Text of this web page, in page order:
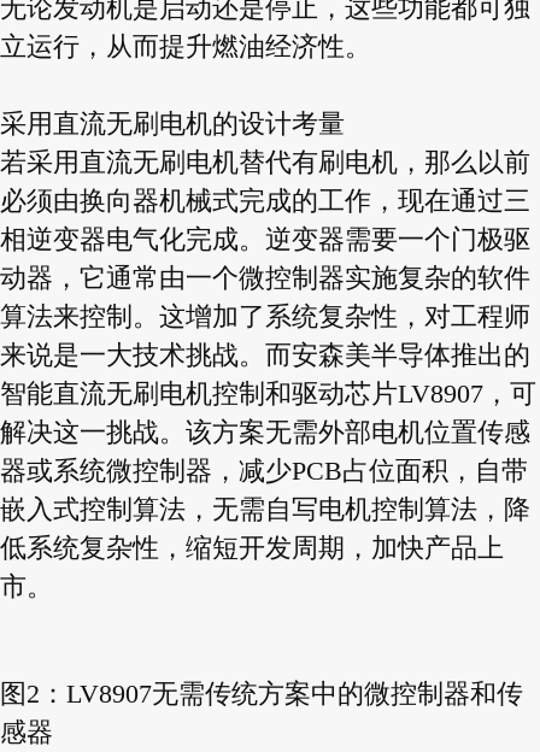
无论发动机是启动还是停止，这些功能都可独
立运行，从而提升燃油经济性。
采用直流无刷电机的设计考量
若采用直流无刷电机替代有刷电机，那么以前
必须由换向器机械式完成的工作，现在通过三
相逆变器电气化完成。逆变器需要一个门极驱
动器，它通常由一个微控制器实施复杂的软件
算法来控制。这增加了系统复杂性，对工程师
来说是一大技术挑战。而安森美半导体推出的
智能直流无刷电机控制和驱动芯片LV8907，可
解决这一挑战。该方案无需外部电机位置传感
器或系统微控制器，减少PCB占位面积，自带
嵌入式控制算法，无需自写电机控制算法，降
低系统复杂性，缩短开发周期，加快产品上
市。
图2：LV8907无需传统方案中的微控制器和传
感器